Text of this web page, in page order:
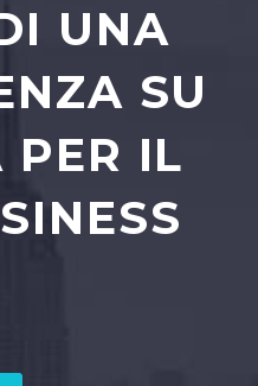
UNA
SU
PER IL